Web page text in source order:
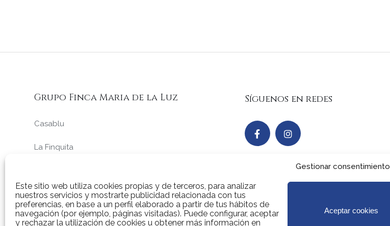
Gestionar consentimiento
Este sitio web utiliza cookies propias y de terceros, para analizar
nuestros servicios y mostrarte publicidad relacionada con tus
preferencias, en base a un perfil elaborado a partir de tus hábitos de
navegación (por ejemplo, páginas visitadas). Puede configurar, aceptar
y rechazar la utilización de cookies u obtener más información en
Aceptar cookies
Grupo Finca Maria de la Luz
Casablu
La Finquita
Síguenos en redes